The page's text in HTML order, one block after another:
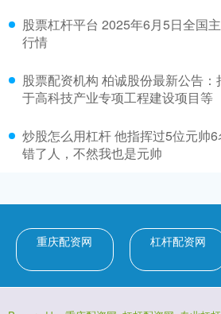
股票杠杆平台 2025年6月5日全国
行情
股票配资机构 柏诚股份最新公告
于高科技产业专项工程建设项目等
炒股怎么用杠杆 他指挥过5位元帅
错了人，不然我也是元帅
重庆配资网 杠杆配资网